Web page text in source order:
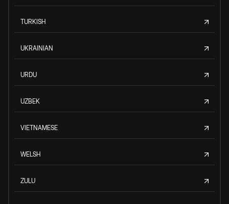
TURKISH
UKRAINIAN
URDU
UZBEK
VIETNAMESE
WELSH
ZULU